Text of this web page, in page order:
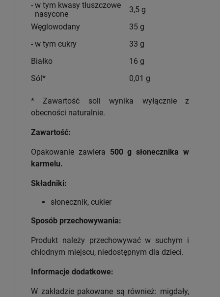
- w tym kwasy tłuszczowe
nasycone
3,5 g
Węglowodany
35 g
- w tym cukry
33 g
Białko
16 g
Sól*
0,01 g
* Zawartość soli wynika wyłącznie z
obecności naturalnie.
Zawartość:
Opakowanie zawiera 500 g słonecznika w
karmelu.
Składniki:
słonecznik, cukier
Sposób przechowywania:
Produkt należy przechowywać w suchym i
chłodnym miejscu, niedostępnym dla dzieci.
Informacje dodatkowe:
W zakładzie pakowane są również: migdały,